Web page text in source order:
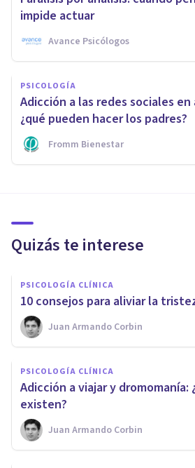
impide actuar
Avance Psicólogos
PSICOLOGÍA
Adicción a las redes sociales
¿qué pueden hacer los padres?
Fromm Bienestar
Quizás te interese
PSICOLOGÍA CLÍNICA
10 consejos para aliviar la
Juan Armando Corbin
PSICOLOGÍA CLÍNICA
Adicción a viajar y dromomanía:
existen?
Juan Armando Corbin